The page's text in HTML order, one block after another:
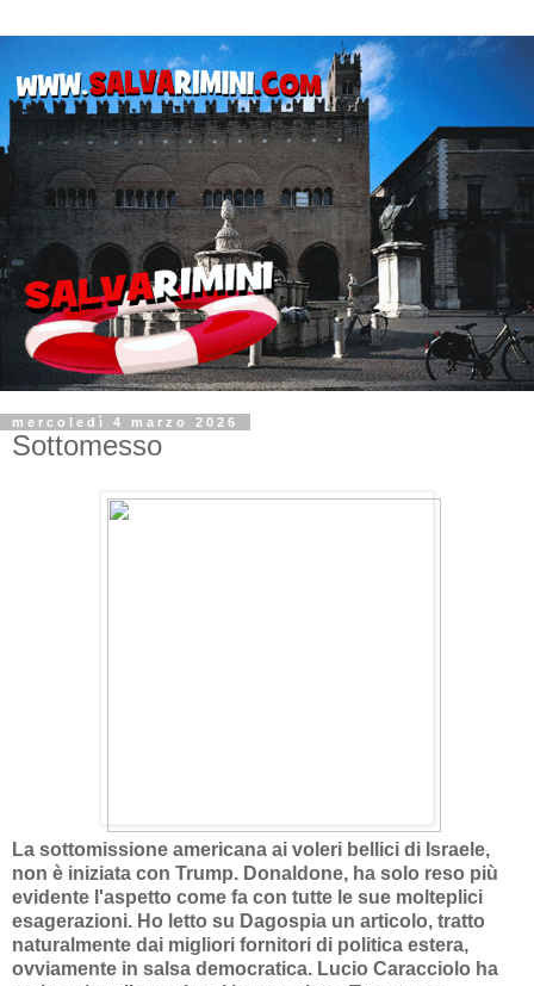
mercoledì 4 marzo 2026
Sottomesso
La sottomissione americana ai voleri bellici di Israele,
non è iniziata con Trump. Donaldone, ha solo reso più
evidente l'aspetto come fa con tutte le sue molteplici
esagerazioni. Ho letto su Dagospia un articolo, tratto
naturalmente dai migliori fornitori di politica estera,
ovviamente in salsa democratica. Lucio Caracciolo ha